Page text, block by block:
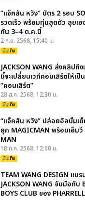
“แจ็คสัน หวัง” บัตร 2 รอบ
รวดเร็ว พร้อมทุ่มสุดตัว ลุยเ
กัน 3–4 ต.ค.นี้
2 ก.ย. 2568, 15:40 น.
บันเทิง
JACKSON WANG ส่งคลิปถึ
นี้จะเปลี่ยนเวทีคอนเสิร์ตให้เป็
“คอนเสิร์ต”
28 ส.ค. 2568, 12:30 น.
บันเทิง
“แจ็คสัน หวัง” ปล่อยอัลบั้มเ
ยุค MAGICMAN พร้อมเอ็มวี
MAN
18 ก.ค. 2568, 12:00 น.
บันเทิง
TEAM WANG DESIGN แบ
JACKSON WANG จับมือกับ
BOYS CLUB ของ